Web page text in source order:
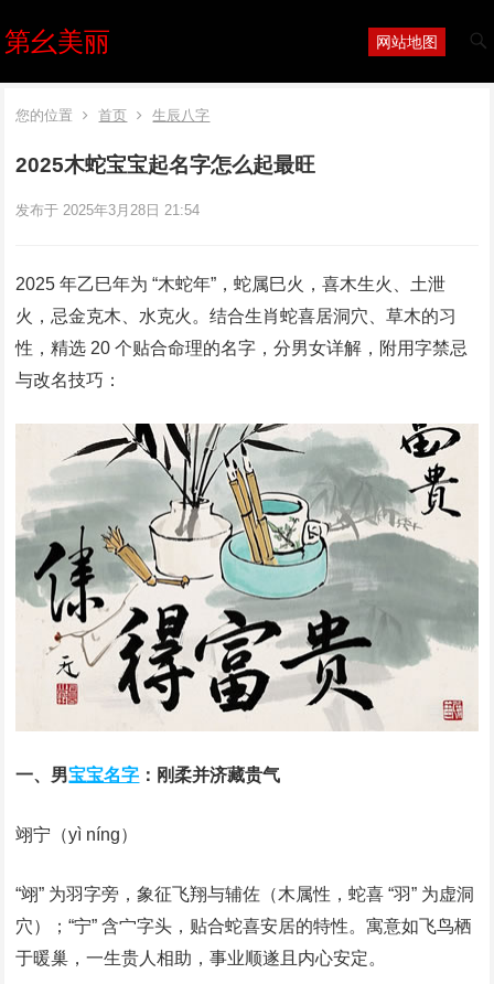
第幺美丽 网站地图
您的位置 首页 生辰八字
2025木蛇宝宝起名字怎么起最旺
发布于 2025年3月28日 21:54
2025 年乙巳年为 “木蛇年”，蛇属巳火，喜木生火、土泄
火，忌金克木、水克火。结合生肖蛇喜居洞穴、草木的习
性，精选 20 个贴合命理的名字，分男女详解，附用字禁忌
与改名技巧：
一、男宝宝名字 ：刚柔并济藏贵气
翊宁（yì níng）
“翊” 为羽字旁，象征飞翔与辅佐（木属性，蛇喜 “羽” 为虚洞
穴）；“宁” 含宀字头，贴合蛇喜安居的特性。寓意如飞鸟栖
于暖巢，一生贵人相助，事业顺遂且内心安定。